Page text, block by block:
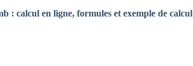
: calcul en ligne, formules et exemple de calcul